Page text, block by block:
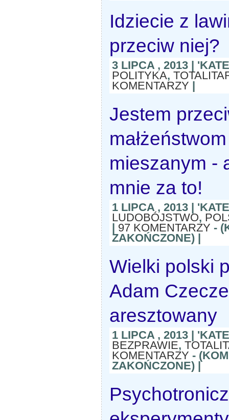
Idziecie z
przeciw niej?
3 LIPCA , 2013 |
POLITYKA,
KOMENTARZY |
Jestem
małżeństwom
mieszanym -
mnie za to!
1 LIPCA , 2013 |
LUDOBÓJSTWO,
| 97 KOMENTARZY -
ZAKOŃCZONE) |
Wielki polski
Adam
aresztowany
1 LIPCA , 2013 |
BEZPRAWIE,
KOMENTARZY -
ZAKOŃCZONE) |